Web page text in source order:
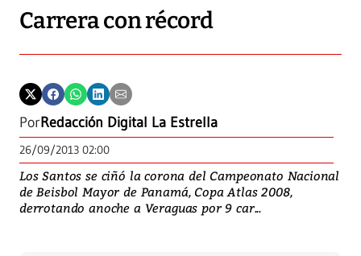
Carrera con récord
PorRedacción Digital La Estrella
26/09/2013 02:00
Los Santos se ciñó la corona del Campeonato Nacional
de Beisbol Mayor de Panamá, Copa Atlas 2008,
derrotando anoche a Veraguas por 9 car...